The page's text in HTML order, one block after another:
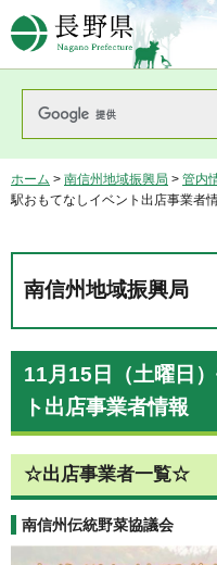
長野県
ホーム > 南信州地域振興局 > 管内
駅おもてなしイベント出店事業者
南信州地域振興局
11月15日（土曜日
ト出店事業者情報
☆出店事業者一覧☆
南信州伝統野菜協議会